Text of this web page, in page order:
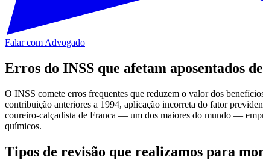
Falar com Advogado
Erros do INSS que afetam aposentados
O INSS comete erros frequentes que reduzem o valor dos
contribuição anteriores a 1994, aplicação incorreta do fator
coureiro-calçadista de Franca — um dos maiores do mundo —
químicos.
Tipos de revisão que realizamos para